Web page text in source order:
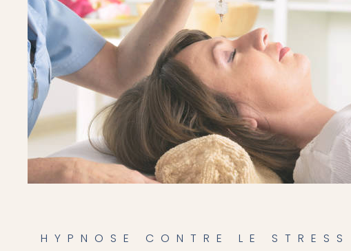
ARRÊT DU TABAC
HYPNOSE RÉGRESSIVE
HYPNOTHERAPIE
HYPNOSE ET SEXUALITÉ
HYPNOSE CONTRE LE STRESS
HYPNOSE PERTE DE POIDS
HYPNOSE DU SOMMEIL
HYPNOSE CONTRE LE